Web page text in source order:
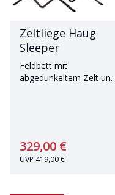
Zeltliege Haug
Sleeper
Feldbett mit
abgedunkeltem Zelt und
329,00 €
UVP419,00 €